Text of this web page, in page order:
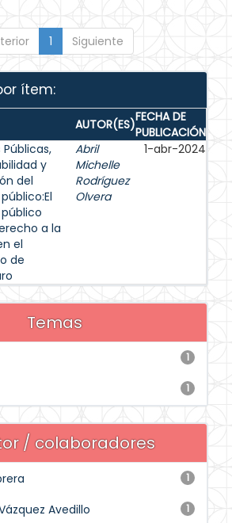
1 Siguiente
ítem:
AUTOR(ES)FECHA DE
PUBLICACIÓN
y
del
a la
el
de
Abril
Michelle
Rodríguez
Olvera
1-abr-2024
Temas
1
1
/ colaboradores
1
1
Avedillo